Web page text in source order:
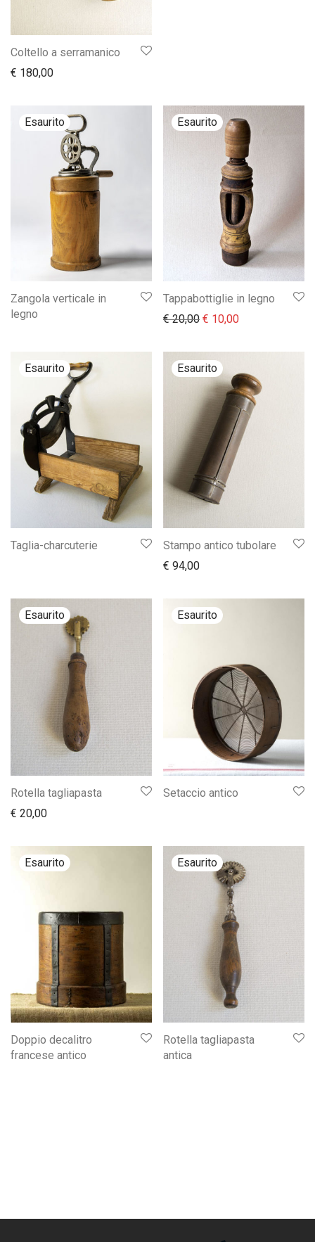
Coltello a serramanico
€ 180,00
Zangola verticale in
legno
Tappabottiglie in legno
€20,00 Il prezzo originale era:
€ 10,00Il prezzo
Taglia-charcuterie
Stampo antico tubolare
€ 94,00
Rotella tagliapasta
€ 20,00
Setaccio antico
Doppio decalitro
francese antico
Rotella tagliapasta
antica